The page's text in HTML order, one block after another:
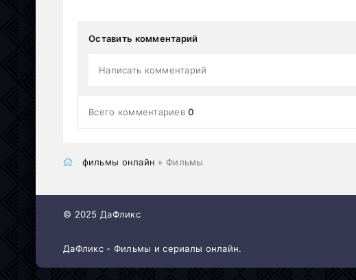
Оставить комментарий
Написать комментарий
Всего комментариев0
фильмы онлайн » Фильмы
© 2025 ДаФликс
ДаФликс - Фильмы и сериалы онлайн.